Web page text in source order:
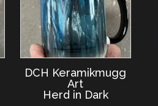
DCH Keramikmugg
Art
Herd in Dark